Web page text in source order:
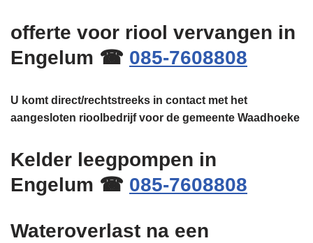
offerte voor riool vervangen in
Engelum ☎ 085-7608808
U komt direct/rechtstreeks in contact met het
aangesloten rioolbedrijf voor de gemeente Waadhoeke
Kelder leegpompen in
Engelum ☎ 085-7608808
Wateroverlast na een